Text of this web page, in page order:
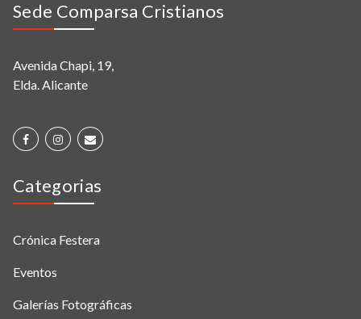
Sede Comparsa Cristianos
Avenida Chapi, 19,
Elda. Alicante
Categorias
Crónica Festera
Eventos
Galerías Fotográficas